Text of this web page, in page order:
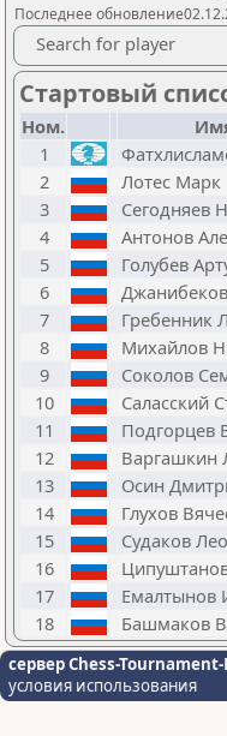
Последнее
Search for player
Стартовый
Ном.
1
2
Лотес Марк
3
Сегодняев
4
Антонов
5
Голубев
6
7
Гребенник
8
Михайлов
9
Соколов
10
Саласский
11
Подгорцев
12
Варгашкин
13
Осин
14
Глухов
15
Судаков
16
17
Емалтынов
18
Башмаков
сервер Chess-
условия использования